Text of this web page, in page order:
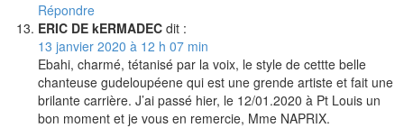
Répondre
ERIC DE kERMADEC dit :
13 janvier 2020 à 12 h 07 min
Ebahi, charmé, tétanisé par la voix, le style de cettte belle
chanteuse gudeloupéene qui est une grende artiste et fait une
brilante carrière. J’ai passé hier, le 12/01.2020 à Pt Louis un
bon moment et je vous en remercie, Mme NAPRIX.